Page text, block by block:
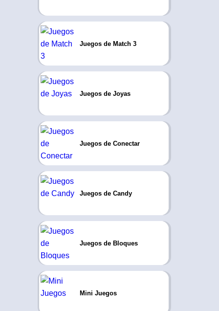
Juegos de Match 3
Juegos de Joyas
Juegos de Conectar
Juegos de Candy
Juegos de Bloques
Mini Juegos